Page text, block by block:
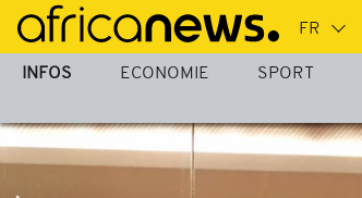
Passer
au
contenu
INFOS ECONOMIE SPORT